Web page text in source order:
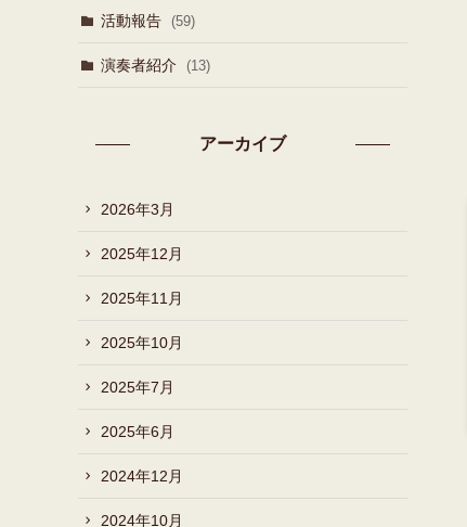
活動報告 (59)
演奏者紹介 (13)
アーカイブ
2026年3月
2025年12月
2025年11月
2025年10月
2025年7月
2025年6月
2024年12月
2024年10月